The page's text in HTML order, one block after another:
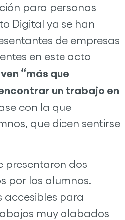
para personas
Digital ya se han
de empresas
en este acto
“más que
un trabajo en
con la que
que dicen sentirse
presentaron dos
por los alumnos.
accesibles para
muy alabados